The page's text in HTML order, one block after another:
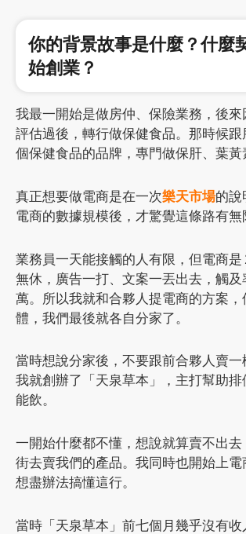
你的背景故事是什麼？什麼
始創業？
我最一開始是做房仲、保險業務，後來
評估過後，轉行做保健食品。那時候
個保健食品的品牌，專門做保肝、葉黃
真正想要做電商是在一次樂天市場的說
電商的數據規模後，才驚覺這條路有無
業務員一天能接觸的人有限，但電商是
無休，廣告一打、文案一丟出去，觸及
萬。所以我就和合夥人提電商的方案
體，我們最後就各自分家了。
當時想說分家後，不要跟前合夥人賣
我就創辦了「天泉草本」，主打幫助
能飲。
一開始什麼都不懂，想說就算賣不出
街去賣我們的產品。我同時也開始上電
想盡辦法搞懂這行。
當時「天泉草本」前七個月幾乎沒有